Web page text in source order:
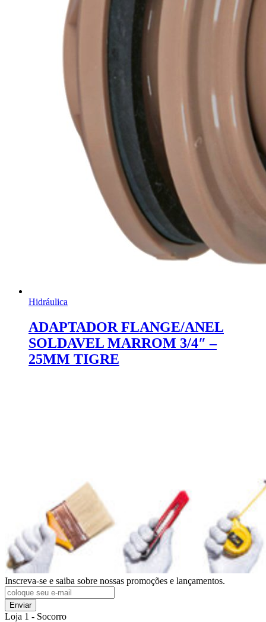
Hidráulica
ADAPTADOR FLANGE/ANEL
SOLDAVEL MARROM 3/4″ –
25MM TIGRE
Inscreva-se e saiba sobre nossas promoções e lançamentos.
Enviar
Loja 1 - Socorro